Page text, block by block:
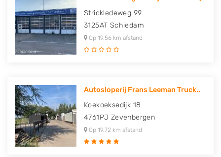
Strickledeweg 99
3125AT Schiedam
Op 19,56 km afstand
Autosloperij Frans Leeman Truck..
Koekoeksedijk 18
4761PJ Zevenbergen
Op 19,72 km afstand